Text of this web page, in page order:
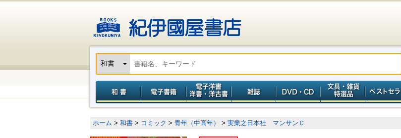
ホーム > 和書 > コミック > 青年（中高年） > 実業之日本社 マンサンＣ